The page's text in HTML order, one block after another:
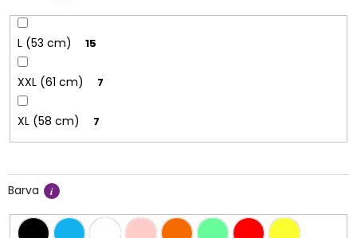
L (53 cm) 15
XXL (61 cm) 7
XL (58 cm) 7
Barva